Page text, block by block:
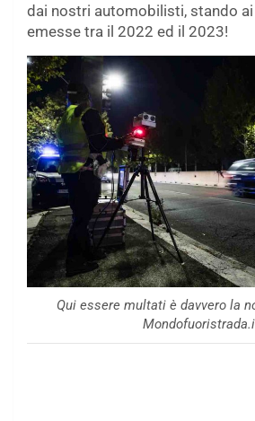
dai nostri automobilisti, stando
emesse tra il 2022 ed il 2023!
Qui essere multati è davvero la